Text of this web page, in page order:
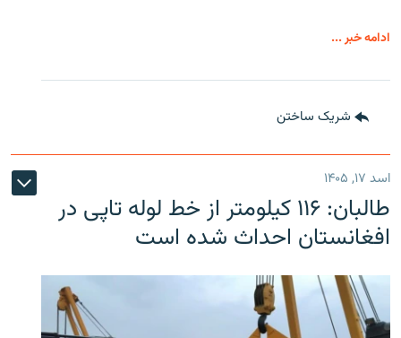
ادامه خبر ...
شریک ساختن
اسد ۱۷, ۱۴۰۵
طالبان: ۱۱۶ کیلومتر از خط لوله تاپی در
افغانستان احداث شده است